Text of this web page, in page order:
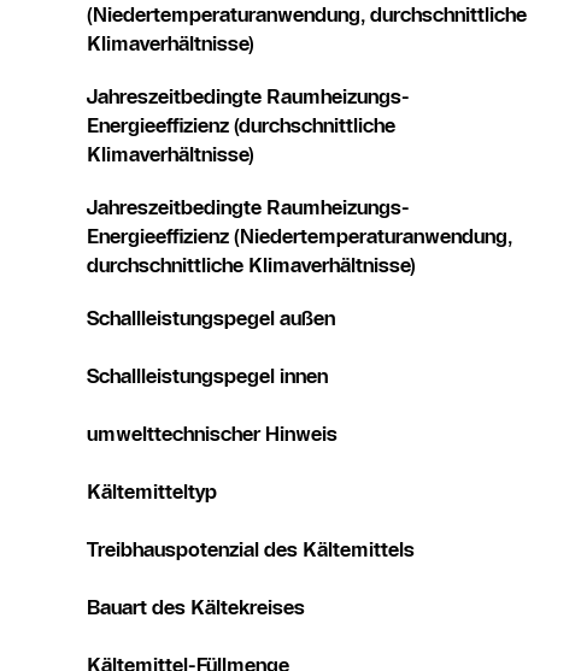
(Niedertemperaturanwendung, durchschnittliche
Klimaverhältnisse)
Jahreszeitbedingte Raumheizungs-
Energieeffizienz (durchschnittliche
Klimaverhältnisse)
Jahreszeitbedingte Raumheizungs-
Energieeffizienz (Niedertemperaturanwendung,
durchschnittliche Klimaverhältnisse)
Schallleistungspegel außen
Schallleistungspegel innen
umwelttechnischer Hinweis
Kältemitteltyp
Treibhauspotenzial des Kältemittels
Bauart des Kältekreises
Kältemittel-Füllmenge